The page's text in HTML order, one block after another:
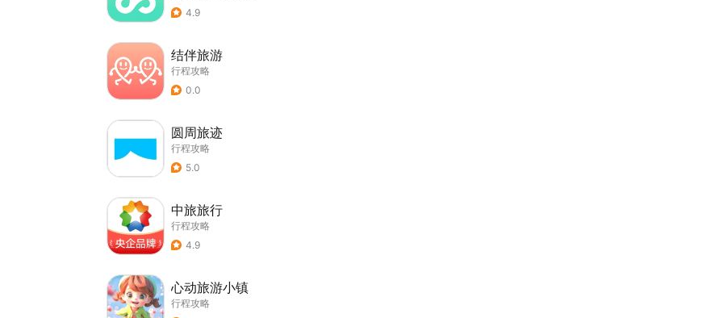
4.9
结伴旅游
行程攻略
0.0
圆周旅迹
行程攻略
5.0
中旅旅行
行程攻略
4.9
心动旅游小镇
行程攻略